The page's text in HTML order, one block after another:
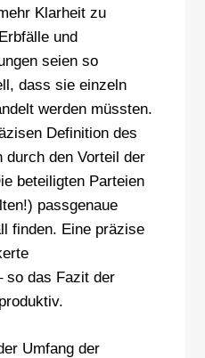
Klarheit zu
und
seien so
dass sie einzeln
werden müssten.
Definition des
durch den Vorteil der
beteiligten Parteien
passgenaue
finden. Eine präzise
so das Fazit der
Umfang der